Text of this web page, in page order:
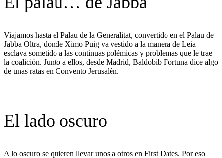
Viajamos hasta el Palau de la Generalitat, convertido en el Palau de
Jabba Oltra, donde Ximo Puig va vestido a la manera de Leia
esclava sometido a las continuas polémicas y problemas que le trae
la coalición. Junto a ellos, desde Madrid, Baldobib Fortuna dice algo
de unas ratas en Convento Jerusalén.
El lado oscuro
A lo oscuro se quieren llevar unos a otros en First Dates. Por eso